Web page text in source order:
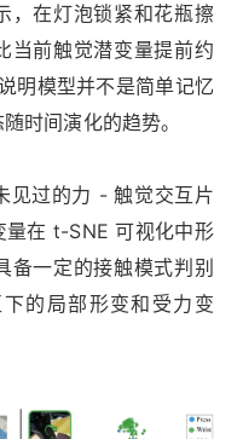
，在灯泡锁紧和花瓶擦
当前触觉潜变量提前约
明模型并不是简单记忆
时间演化的趋势。
见过的力 - 触觉交互片
量在 t-SNE 可视化中形
备一定的接触模式判别
的局部形变和受力变